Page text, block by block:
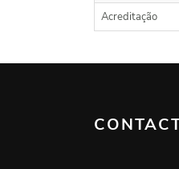
Acreditação